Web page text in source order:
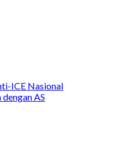
ICE Nasional
AS